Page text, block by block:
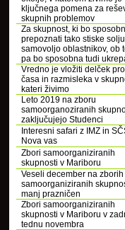
ključnega pomena za
skupnih problemov
Za skupnost, ki bo
prepoznati tako stiske
samovoljo oblastnikov, ob
pa bo sposobna tudi
Vredno je vložiti delček
časa in razmisleka v
kateri živimo
Leto 2019 na zboru
samoorganoziranih
zaključujejo Studenci
Interesni safari z IMZ in
Nova vas
Zbori samoorganiziranih
skupnosti v Mariboru
Veseli december na zborih
samoorganiziranih
manj prazničen
Zbori samoorganiziranih
skupnosti v Mariboru v
tednu novembra